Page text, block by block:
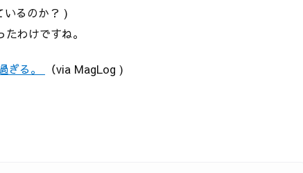
いるのか？ )
わけですね。
ぎる。
（via MagLog )